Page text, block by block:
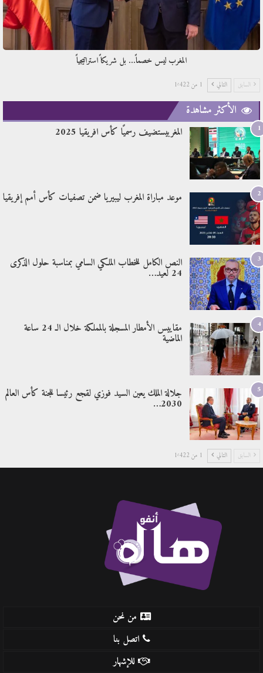
المغرب ليس خصماً… بل شريكاً استراتيجياً
السابق التالي 1 من 1٬422
الأكثر مشاهدة
1 المغربيستضيف رسميًا كأس افريقيا 2025
2 موعد مباراة المغرب ليبيريا ضمن تصفيات كأس أمم إفريقيا
3 النص الكامل للخطاب الملكي السامي بمناسبة حلول الذكرى
24 لعيد…
4 مقاييس الأمطار المسجلة بالمملكة خلال الـ 24 ساعة
الماضية
5 جلالة الملك يعين السيد فوزي لقجع رئيسا للجنة كأس العالم
2030…
السابق التالي 1 من 1٬422
من نحن
اتصل بنا
للإشهار